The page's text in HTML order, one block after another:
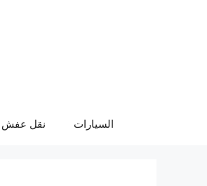
السيارات نقل عفش